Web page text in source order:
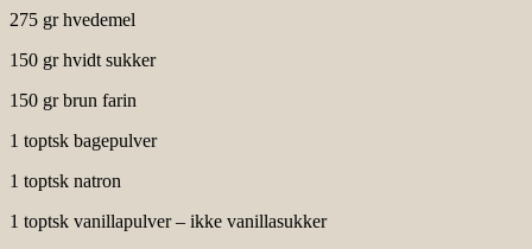
275 gr hvedemel
150 gr hvidt sukker
150 gr brun farin
1 toptsk bagepulver
1 toptsk natron
1 toptsk vanillapulver – ikke vanillasukker